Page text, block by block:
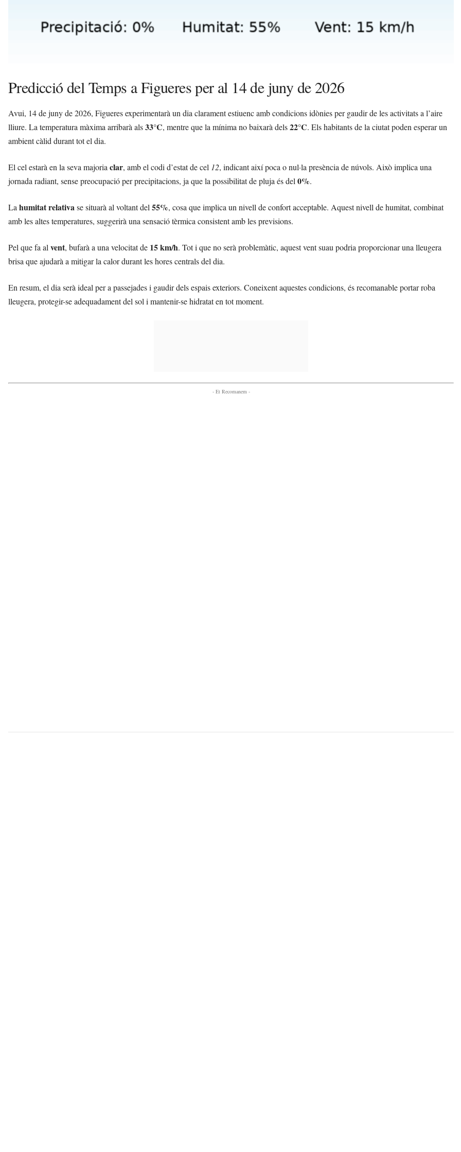
Predicció del Temps a Figueres per al 14 de juny de 2026
Avui, 14 de juny de 2026, Figueres experimentarà un dia clarament estiuenc amb condicions idònies per gaudir de les activitats a l’aire
lliure. La temperatura màxima arribarà als33°C, mentre que la mínima no baixarà dels22°C. Els habitants de la ciutat poden esperar un
ambient càlid durant tot el dia.
El cel estarà en la seva majoria clar, amb el codi d’estat de cel 12, indicant així poca o nul·la presència de núvols. Això implica una
jornada radiant, sense preocupació per precipitacions, ja que la possibilitat de pluja és del 0%.
La humitat relativase situarà al voltant del 55%, cosa que implica un nivell de confort acceptable. Aquest nivell de humitat, combinat
amb les altes temperatures, suggerirà una sensació tèrmica consistent amb les previsions.
Pel que fa al vent, bufarà a una velocitat de 15 km/h. Tot i que no serà problemàtic, aquest vent suau podria proporcionar una lleugera
brisa que ajudarà a mitigar la calor durant les hores centrals del dia.
En resum, el dia serà ideal per a passejades i gaudir dels espais exteriors. Coneixent aquestes condicions, és recomanable portar roba
lleugera, protegir-se adequadament del sol i mantenir-se hidratat en tot moment.
- Et Recomanem -